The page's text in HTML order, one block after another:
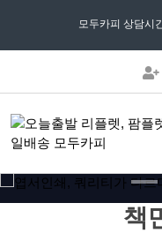
모든 문의는02) 302 -
모두카피 상담시
책